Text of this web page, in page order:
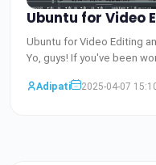
Ubuntu for Video
Ubuntu for Video Editing
Yo, guys! If you've been
Adipati
2025-04-07